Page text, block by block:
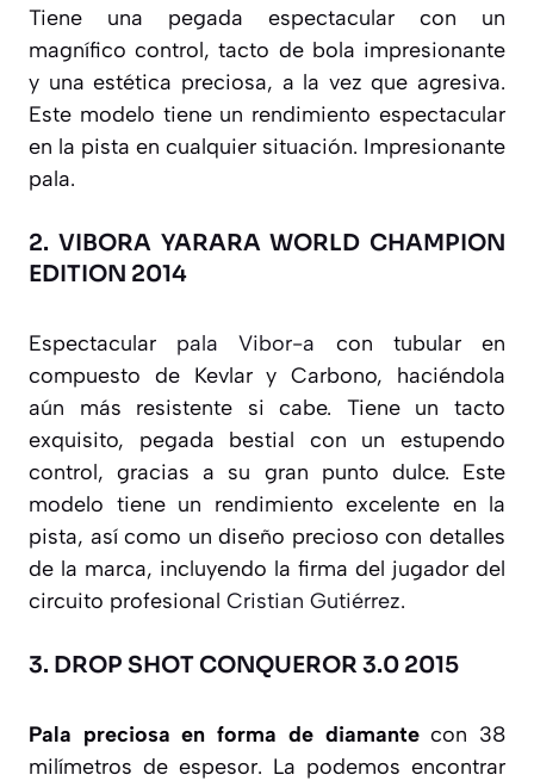
Tiene una pegada espectacular con un
magnífico control, tacto de bola impresionante
y una estética preciosa, a la vez que agresiva.
Este modelo tiene un rendimiento espectacular
en la pista en cualquier situación. Impresionante
pala.
2. VIBORA YARARA WORLD CHAMPION
EDITION 2014
Espectacular pala Vibor-a con tubular en
compuesto de Kevlar y Carbono, haciéndola
aún más resistente si cabe. Tiene un tacto
exquisito, pegada bestial con un estupendo
control, gracias a su gran punto dulce. Este
modelo tiene un rendimiento excelente en la
pista, así como un diseño precioso con detalles
de la marca, incluyendo la firma del jugador del
circuito profesional Cristian Gutiérrez.
3. DROP SHOT CONQUEROR 3.0 2015
Pala preciosa en forma de diamantecon 38
milímetros de espesor. La podemos encontrar